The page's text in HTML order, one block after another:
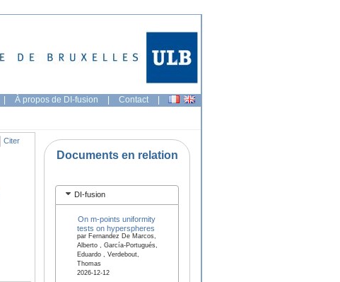
| À propos de DI-fusion | Contact |
Citer
Documents en relation
DI-fusion
On m-points uniformity
tests on hyperspheres
par Fernandez De Marcos,
Alberto , García-Portugués,
Eduardo , Verdebout,
Thomas
2026-12-12